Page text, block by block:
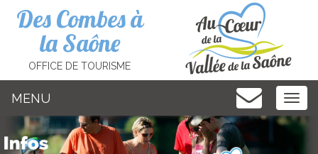
Des Combes à
la Saône
OFFICE DE TOURISME
MENU